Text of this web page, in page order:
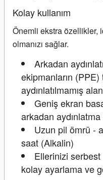
Kolay kullanım
Önemli ekstra özellikler,
olmanızı sağlar.
Arkadan
ekipmanların (PPE)
aydınlatılmamış
Geniş ekran
arkadan aydınlatma
Uzun pil ömrü -
saat (Alkalin)
Ellerinizi serbest
kolay ayarlama ve